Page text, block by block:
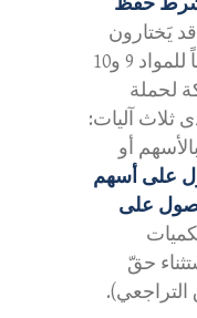
يَختارون
تَحويلها. وهذا يَستلزم — وفقاً للمواد 9 و10
لحملة
ثلاث آليات:
بالأسهم أو
على أسهم
على
حقّ
التراجعي).